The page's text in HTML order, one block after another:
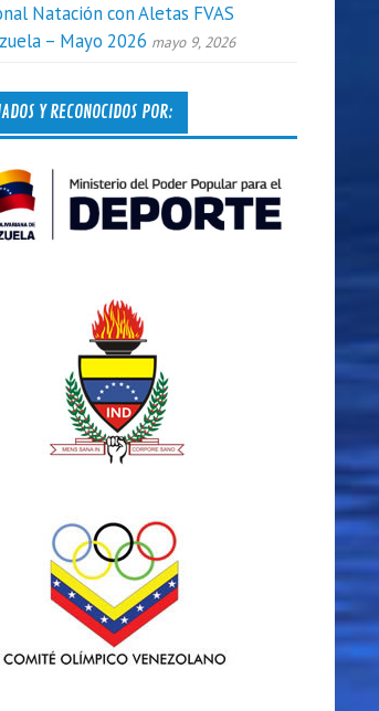
Natación con Aletas FVAS
– Mayo 2026 mayo 9, 2026
Y RECONOCIDOS POR: